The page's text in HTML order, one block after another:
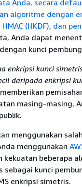
Anda, secara
algoritme dengan
(HKDF), dan
Anda dapat
kunci
enkripsi kunci
daripada enkripsi
masing-masing,
menggunakan
menggunakan
kekuatan beberapa
sebagai kunci
enkripsi simetris.